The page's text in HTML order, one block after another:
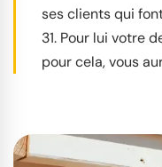
ses clients qui
31. Pour lui votre
pour cela, vous